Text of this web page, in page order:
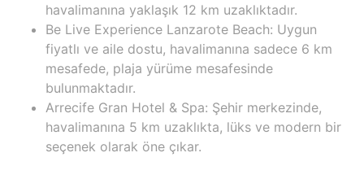
havalimanına yaklaşık 12 km uzaklıktadır.
Be Live Experience Lanzarote Beach: Uygun
fiyatlı ve aile dostu, havalimanına sadece 6 km
mesafede, plaja yürüme mesafesinde
bulunmaktadır.
Arrecife Gran Hotel & Spa: Şehir merkezinde,
havalimanına 5 km uzaklıkta, lüks ve modern bir
seçenek olarak öne çıkar.